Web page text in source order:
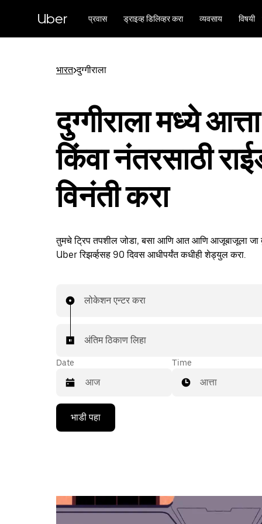
Uber प्रवास ड्राइव्ह डिलिव्हर करा व्यवसाय विषयी
भारत>दुग्गीराला
दुग्गीराला मध्ये आत्ता
किंवा नंतरसाठी
विनंती करा
तुमचे ट्रिप तपशील जोडा, बसा आणि आत आणि आजूबाजूला जा
Uber रिझर्व्हसह 90 दिवस आधीपर्यंत कधीही शेड्युल करा.
लोकेशन एन्टर करा
अंतिम ठिकाण लिहा
Date
Press
down
the
calendar
and
Time
आत्ता
भाडी पहा